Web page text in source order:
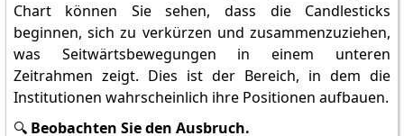
Chart können Sie sehen, dass die Candlesticks
beginnen, sich zu verkürzen und zusammenzuziehen,
was Seitwärtsbewegungen in einem unteren
Zeitrahmen zeigt. Dies ist der Bereich, in dem die
Institutionen wahrscheinlich ihre Positionen aufbauen.
🔍 Beobachten Sie den Ausbruch.